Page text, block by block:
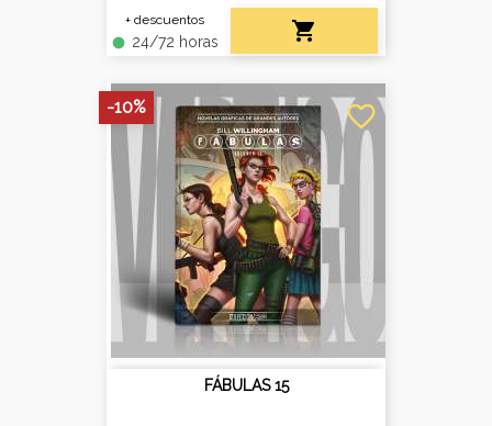
+ descuentos
fiber_manual_record 24/72 horas

FÁBULAS 15
favorite_border
-10%